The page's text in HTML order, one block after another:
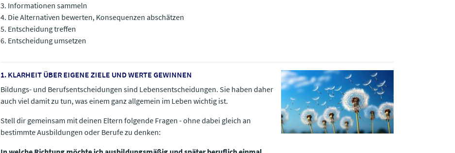
3. Informationen sammeln
4. Die Alternativen bewerten, Konsequenzen abschätzen
5. Entscheidung treffen
6. Entscheidung umsetzen
1. KLARHEIT ÜBER EIGENE ZIELE UND WERTE GEWINNEN
Bildungs- und Berufsentscheidungen sind Lebensentscheidungen. Sie haben daher
auch viel damit zu tun, was einem ganz allgemein im Leben wichtig ist.
Stell dir gemeinsam mit deinen Eltern folgende Fragen - ohne dabei gleich an
bestimmte Ausbildungen oder Berufe zu denken: